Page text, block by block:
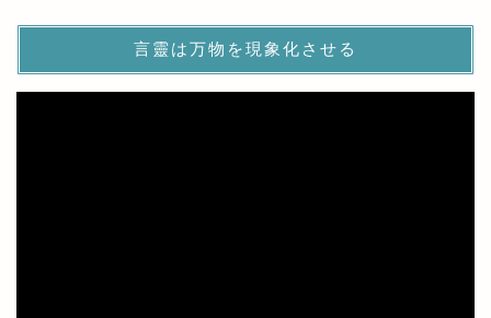
言靈は万物を現象化させる